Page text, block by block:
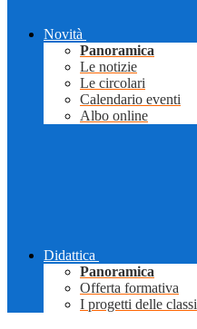
Novità
Panoramica
Le notizie
Le circolari
Calendario eventi
Albo online
Didattica
Panoramica
Offerta formativa
I progetti delle classi